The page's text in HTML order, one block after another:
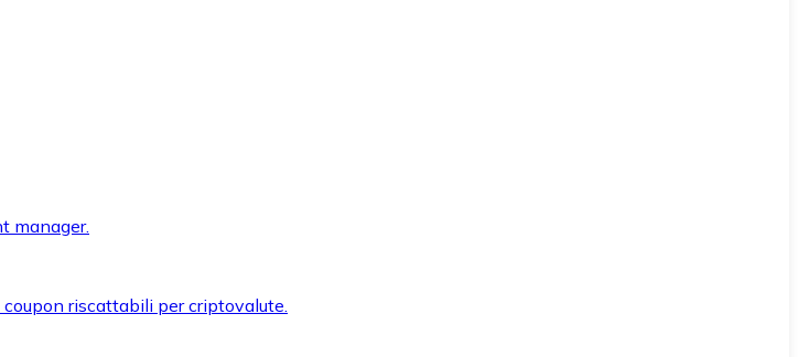
manager.
riscattabili per criptovalute.